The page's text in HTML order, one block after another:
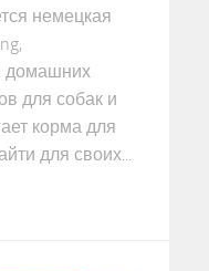
немецкая
домашних
для собак и
корма для
для своих...